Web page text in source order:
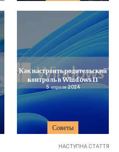
Советы
Как настроить родительский
контроль в Windows 11
5 апреля 2024
НАСТУПНА СТАТТЯ